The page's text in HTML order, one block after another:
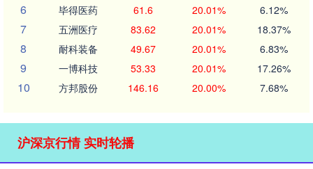
6 毕得医药 61.6 20.01% 6.12%
7 五洲医疗 83.62 20.01% 18.37%
8 耐科装备 49.67 20.01% 6.83%
9 一博科技 53.33 20.01% 17.26%
10 方邦股份 146.16 20.00% 7.68%
沪深京行情 实时轮播